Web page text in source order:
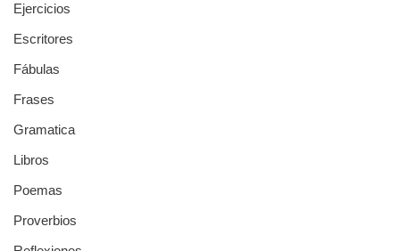
Ejercicios
Escritores
Fábulas
Frases
Gramatica
Libros
Poemas
Proverbios